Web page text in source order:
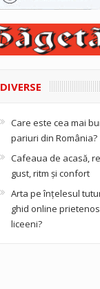
DIVERSE
Care este cea mai
pariuri din România?
Cafeaua de acasă,
gust, ritm și confort
Arta pe înțelesul
ghid online
liceeni?